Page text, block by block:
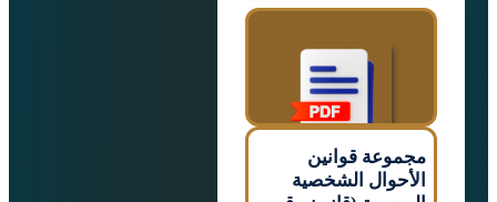
قوانين
الشخصية